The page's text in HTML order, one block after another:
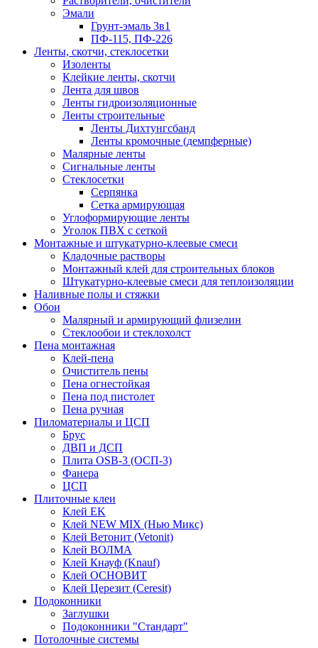
Эмали
Грунт-эмаль 3в1
ПФ-115, ПФ-226
Ленты, скотчи, стеклосетки
Изоленты
Клейкие ленты, скотчи
Лента для швов
Ленты гидроизоляционные
Ленты строительные
Ленты Дихтунгсбанд
Ленты кромочные (демпферные)
Малярные ленты
Сигнальные ленты
Стеклосетки
Серпянка
Сетка армирующая
Углоформирующие ленты
Уголок ПВХ с сеткой
Монтажные и штукатурно-клеевые смеси
Кладочные растворы
Монтажный клей для строительных блоков
Штукатурно-клеевые смеси для теплоизоляции
Наливные полы и стяжки
Обои
Малярный и армирующий флизелин
Стеклообои и стеклохолст
Пена монтажная
Клей-пена
Очиститель пены
Пена огнестойкая
Пена под пистолет
Пена ручная
Пиломатериалы и ЦСП
Брус
ДВП и ДСП
Плита OSB-3 (ОСП-3)
Фанера
ЦСП
Плиточные клеи
Клей EK
Клей NEW MIX (Нью Микс)
Клей Ветонит (Vetonit)
Клей ВОЛМА
Клей Кнауф (Knauf)
Клей ОСНОВИТ
Клей Церезит (Ceresit)
Подоконники
Заглушки
Подоконники "Стандарт"
Потолочные системы